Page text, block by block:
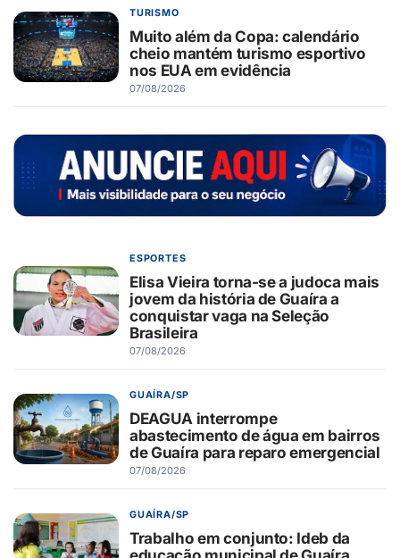
TURISMO
Muito além da Copa: calendário
cheio mantém turismo esportivo
nos EUA em evidência
07/08/2026
ESPORTES
Elisa Vieira torna-se a judoca mais
jovem da história de Guaíra a
conquistar vaga na Seleção
Brasileira
07/08/2026
GUAÍRA/SP
DEAGUA interrompe
abastecimento de água em bairros
de Guaíra para reparo emergencial
07/08/2026
GUAÍRA/SP
Trabalho em conjunto: Ideb da